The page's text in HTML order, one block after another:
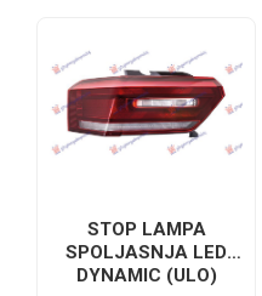
STOP LAMPA
SPOLJASNJA LED
DYNAMIC (ULO)